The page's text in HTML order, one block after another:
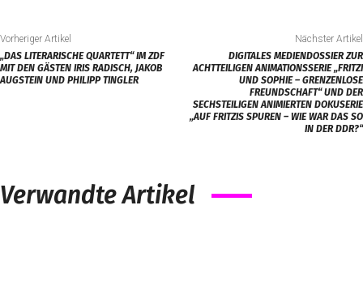
Vorheriger Artikel
„DAS LITERARISCHE QUARTETT“ IM ZDF
MIT DEN GÄSTEN IRIS RADISCH, JAKOB
AUGSTEIN UND PHILIPP TINGLER
Nächster Artikel
DIGITALES MEDIENDOSSIER ZUR
ACHTTEILIGEN ANIMATIONSSERIE „FRITZI
UND SOPHIE – GRENZENLOSE
FREUNDSCHAFT“ UND DER
SECHSTEILIGEN ANIMIERTEN DOKUSERIE
„AUF FRITZIS SPUREN – WIE WAR DAS SO
IN DER DDR?“
Verwandte Artikel